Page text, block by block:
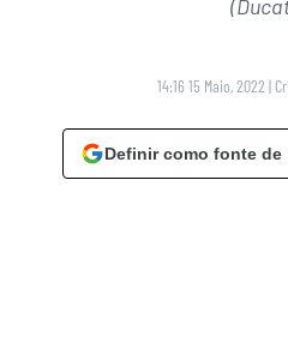
14:16 15 Maio, 2022 |
Definir como fonte